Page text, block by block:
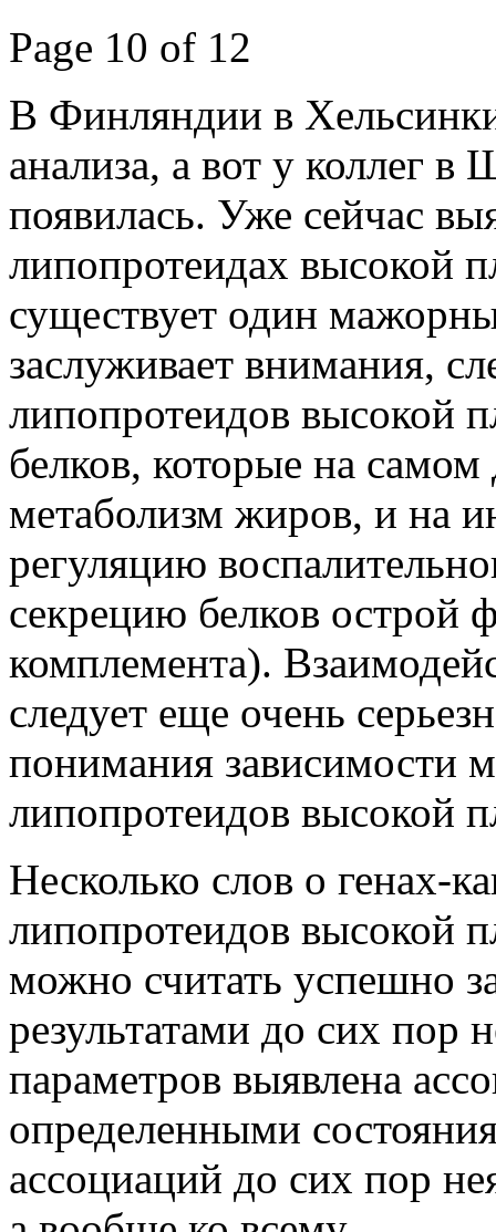
Page 10 of 12
В Финляндии в
анализа, а вот у коллег
появилась. Уже сейчас
липопротеидах высокой
существует один
заслуживает внимания,
липопротеидов высокой
белков, которые на самом
метаболизм жиров, и на
регуляцию
секрецию белков острой
комплемента).
следует еще очень
понимания зависимости
липопротеидов высокой
Несколько слов о генах-
липопротеидов высокой
можно считать успешно
результатами до сих
параметров выявлена
определенными
ассоциаций до сих пор